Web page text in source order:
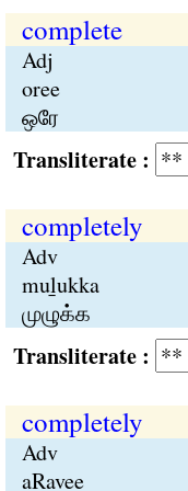
complete
Adj
oree
ஒரே
:
completely
Adv
muḻukka
முழுக்க
:
completely
Adv
aRavee